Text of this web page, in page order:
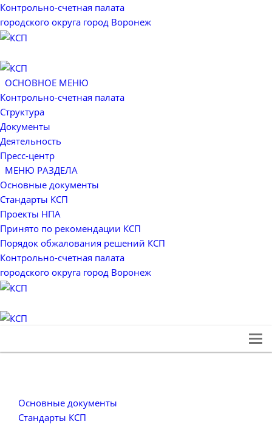
Контрольно-счетная палата
городского округа город Воронеж
ОСНОВНОЕ МЕНЮ
Контрольно-счетная палата
Структура
Документы
Деятельность
Пресс-центр
МЕНЮ РАЗДЕЛА
Основные документы
Стандарты КСП
Проекты НПА
Принято по рекомендации КСП
Порядок обжалования решений КСП
Контрольно-счетная палата
городского округа город Воронеж
Основные документы
Стандарты КСП